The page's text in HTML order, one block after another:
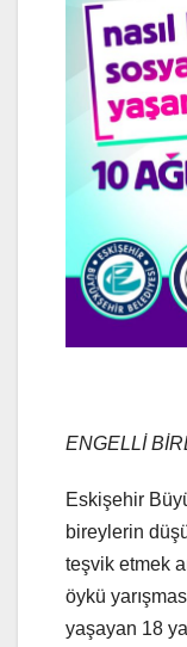
ENGELLİ
Eskişehir
bireylerin
teşvik etmek
öykü
yaşayan 18